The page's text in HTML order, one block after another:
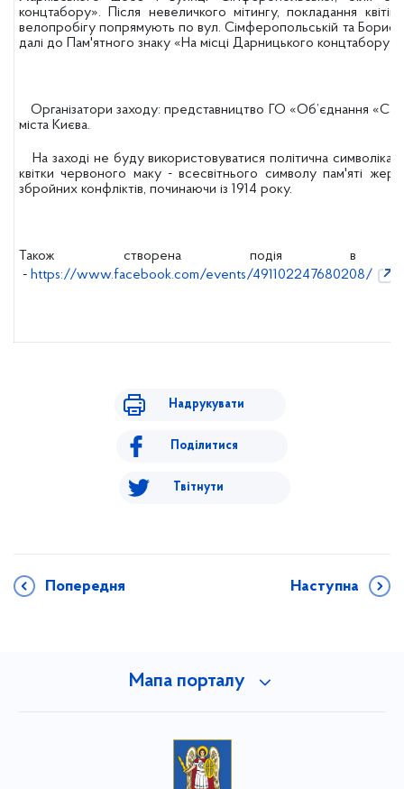
концтабору». Після невеличкого мітингу, покладання
велопробігу попрямують по вул. Сімферопольській та
далі до Пам'ятного знаку «На місці Дарницького концтабору».
Організатори заходу: представництво ГО «Об’єднання
міста Києва.
На заході не буду використовуватися політична символіка,
квітки червоного маку - всесвітнього символу пам'яті
збройних конфліктів, починаючи із 1914 року.
Також створена подія в
- https://www.facebook.com/events/491102247680208/
Надрукувати
Поділитися
Твітнути
Попередня Наступна
Мапа порталу